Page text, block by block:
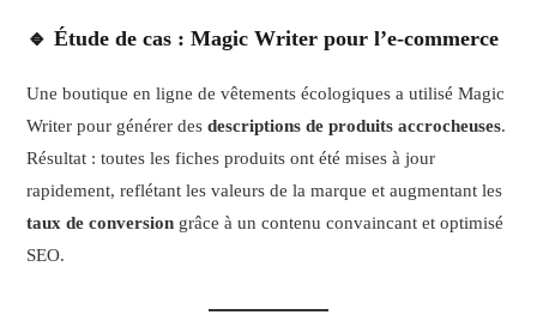
🔹 Étude de cas : Magic Writer pour l’e-commerce
Une boutique en ligne de vêtements écologiques a utilisé Magic
Writer pour générer desdescriptions de produits accrocheuses.
Résultat : toutes les fiches produits ont été mises à jour
rapidement, reflétant les valeurs de la marque et augmentant les
taux de conversion grâce à un contenu convaincant et optimisé
SEO.